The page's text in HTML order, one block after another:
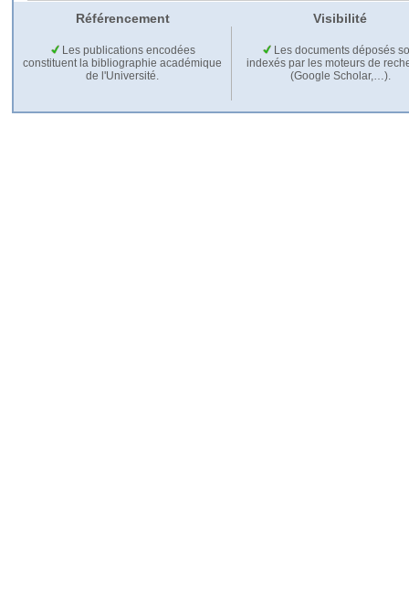
Référencement Visibilité
Les publications encodées
constituent la bibliographie académique
de l'Université.
Les documents déposés
indexés par les moteurs de
(Google Scholar,…).